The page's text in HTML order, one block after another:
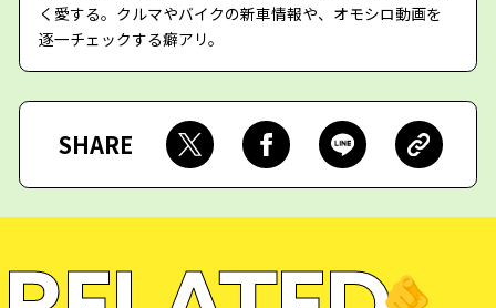
く愛する。クルマやバイクの新車情報や、オモシロ動画を
逐一チェックする癖アリ。
SHARE
🫵